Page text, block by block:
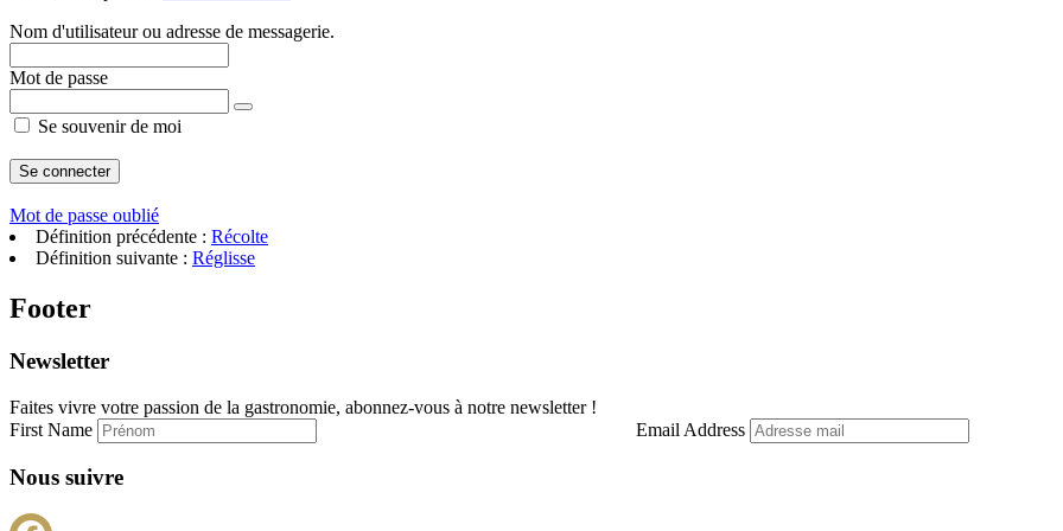
Nom d'utilisateur ou adresse de messagerie.
Mot de passe
Se souvenir de moi
Mot de passe oublié
Définition précédente : Récolte
Définition suivante : Réglisse
Footer
Newsletter
Faites vivre votre passion de la gastronomie, abonnez-vous à notre newsletter !
First Name
Email Address
Nous suivre